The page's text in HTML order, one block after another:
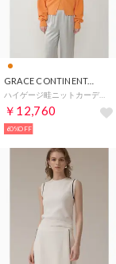
GRACE CONTINENTAL
￥12,760
60%OFF